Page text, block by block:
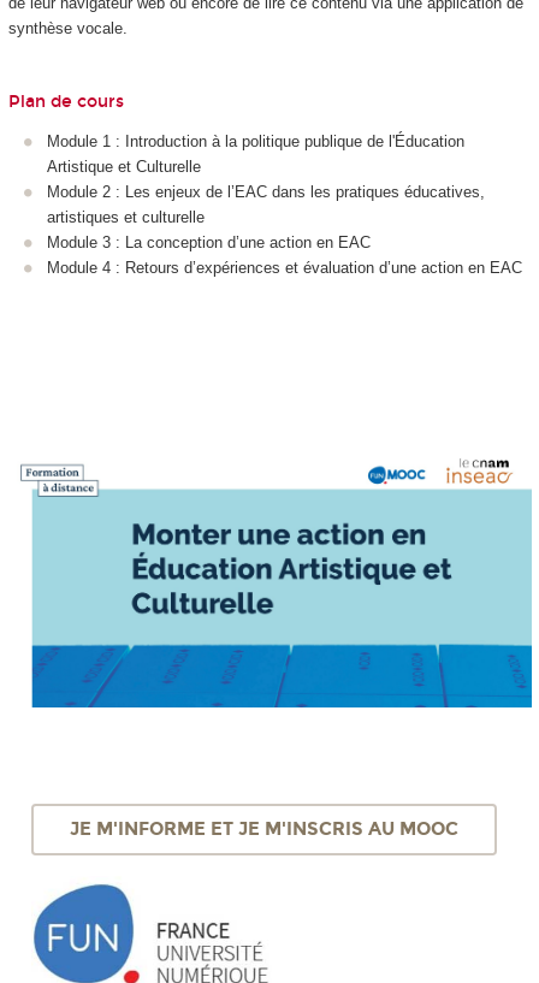
synthèse vocale.
Plan de cours
Module 1 : Introduction à la politique publique de l'Éducation
Artistique et Culturelle
Module 2 : Les enjeux de l’EAC dans les pratiques éducatives,
artistiques et culturelle
Module 3 : La conception d’une action en EAC
Module 4 : Retours d’expériences et évaluation d’une action en EAC
JE M'INFORME ET JE M'INSCRIS AU MOOC